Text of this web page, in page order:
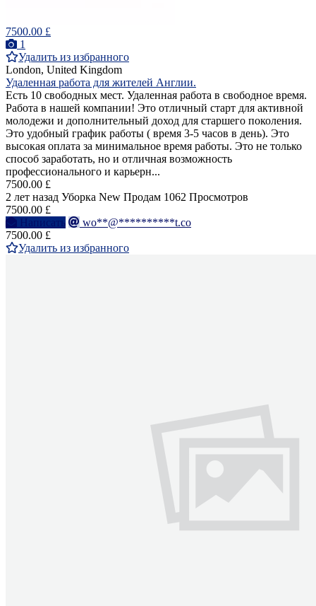
7500.00 £
1
Удалить из избранного
London, United Kingdom
Удаленная работа для жителей Англии.
Есть 10 свободных мест. Удаленная работа в свободное время.
Работа в нашей компании! Это отличный старт для активной
молодежи и дополнительный доход для старшего поколения.
Это удобный график работы ( время 3-5 часов в день). Это
высокая оплата за минимальное время работы. Это не только
способ заработать, но и отличная возможность
профессионального и карьерн...
7500.00 £
2 лет назад Уборка New Продам 1062 Просмотров
7500.00 £
Написать
wo**@**********t.co
7500.00 £
Удалить из избранного